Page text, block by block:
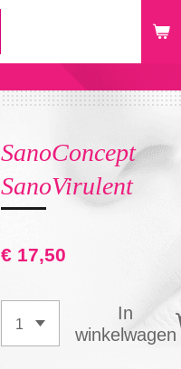
SanoConcept
SanoVirulent
€ 17,50
In
winkelwagen